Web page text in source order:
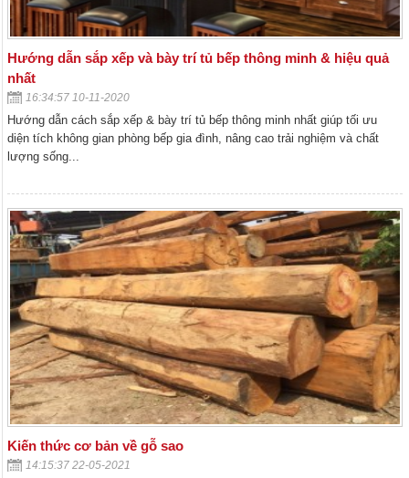
Hướng dẫn sắp xếp và bày trí tủ bếp thông minh & hiệu quả
nhất
16:34:57 10-11-2020
Hướng dẫn cách sắp xếp & bày trí tủ bếp thông minh nhất giúp tối ưu
diện tích không gian phòng bếp gia đình, nâng cao trải nghiệm và chất
lượng sống...
Kiến thức cơ bản về gỗ sao
14:15:37 22-05-2021